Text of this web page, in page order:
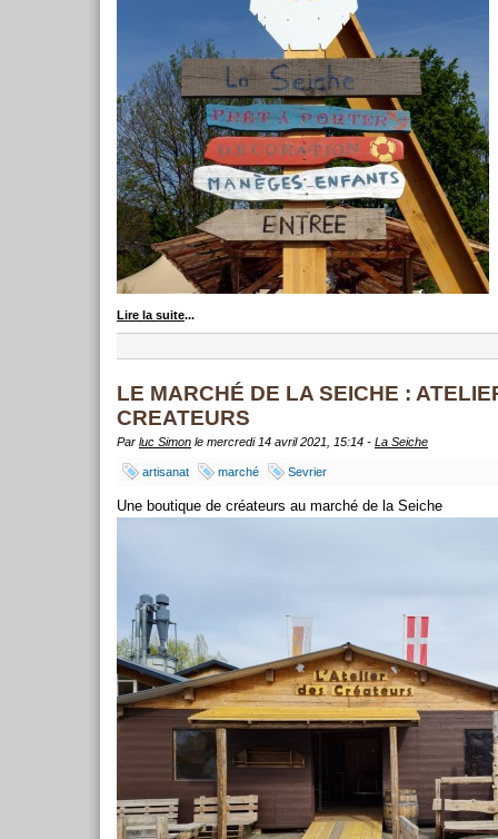
Lire la suite...
LE MARCHÉ DE LA SEICHE :
CREATEURS
Par luc Simon le mercredi 14 avril 2021, 15:14 - La Seiche
artisanat marché Sevrier
Une boutique de créateurs au marché de la Seiche